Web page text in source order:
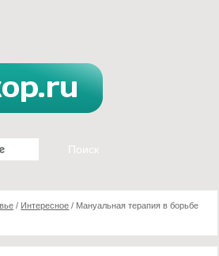
/ Интересное / Мануальная терапия в борьбе